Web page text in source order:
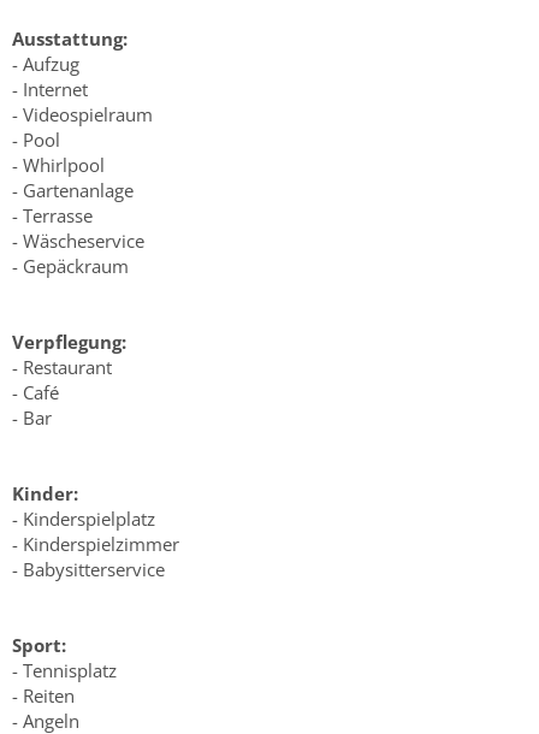
Ausstattung:
- Aufzug
- Internet
- Videospielraum
- Pool
- Whirlpool
- Gartenanlage
- Terrasse
- Wäscheservice
- Gepäckraum
Verpflegung:
- Restaurant
- Café
- Bar
Kinder:
- Kinderspielplatz
- Kinderspielzimmer
- Babysitterservice
Sport:
- Tennisplatz
- Reiten
- Angeln